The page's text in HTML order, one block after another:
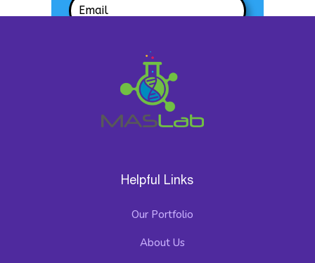
Subscribe
Helpful Links
Our Portfolio
About Us